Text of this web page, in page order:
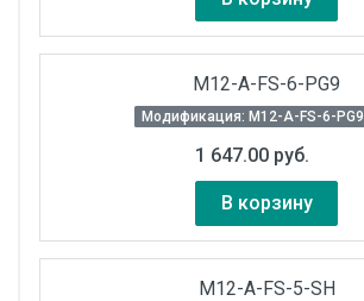
M12-A-FS-6-PG9
Модификация: M12-A-FS-6-PG9
1 647.00 руб.
В корзину
M12-A-FS-5-SH